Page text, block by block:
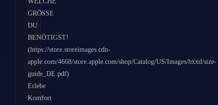
GRÖSSE
DU
BENÖTIGST!
(https://store.storeimages.cdn-
apple.com/4668/store.apple.com/shop/Catalog/US/Images/bxxd/size-
guide_DE.pdf)
Erlebe
Komfort